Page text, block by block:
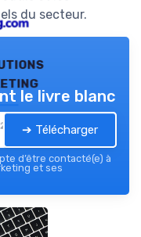
du secteur.
le livre blanc
➔ Télécharger
d’être contacté(e) à
et ses